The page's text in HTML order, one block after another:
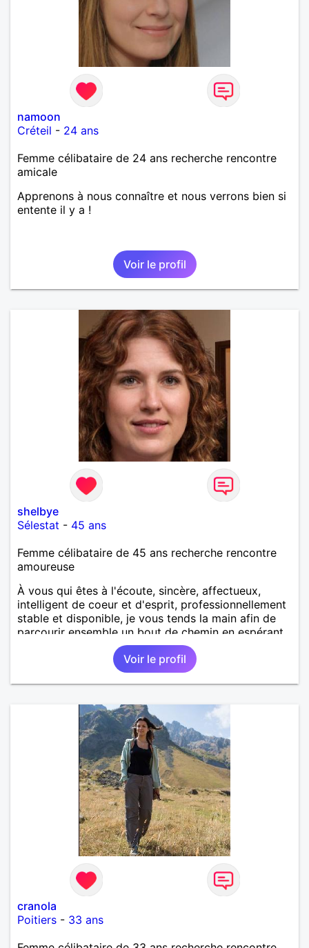
namoon
Créteil - 24 ans
Femme célibataire de 24 ans recherche rencontre
amicale
Apprenons à nous connaître et nous verrons bien si
entente il y a !
Voir le profil
shelbye
Sélestat - 45 ans
Femme célibataire de 45 ans recherche rencontre
amoureuse
À vous qui êtes à l'écoute, sincère, affectueux,
intelligent de coeur et d'esprit, professionnellement
stable et disponible, je vous tends la main afin de
parcourir ensemble un bout de chemin en espérant
que la route soit longue.
Voir le profil
cranola
Poitiers - 33 ans